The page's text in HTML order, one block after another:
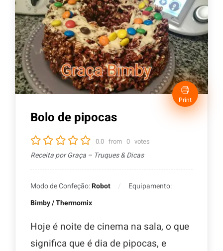
Print
Bolo de pipocas
0.0 from 0 votes
Receita por Graça – Truques & Dicas
Modo de Confeção:Robot
Equipamento:
Bimby / Thermomix
Hoje é noite de cinema na sala, o que
significa que é dia de pipocas, e